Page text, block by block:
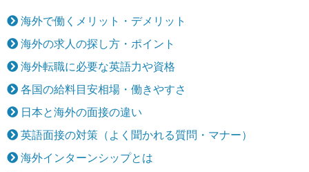
海外で働くメリット・デメリット
海外の求人の探し方・ポイント
海外転職に必要な英語力や資格
各国の給料目安相場・働きやすさ
日本と海外の面接の違い
英語面接の対策（よく聞かれる質問・マナー）
海外インターンシップとは